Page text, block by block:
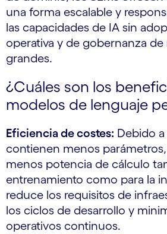
una forma escalable y
las capacidades de IA sin
operativa y de gobernanza
grandes.
¿Cuáles son los
modelos de lenguaje
Eficiencia de costes: Debido
contienen menos
menos potencia de cálculo
entrenamiento como para la
reduce los requisitos de
los ciclos de desarrollo y
operativos continuos.